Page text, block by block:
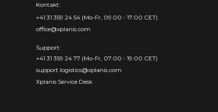
Kontakt:
+41 31 359 24 54 (Mo-Fr, 09:00 - 17:00 CET)
office@xplanis.com
Support:
+41 31 359 24 77 (Mo-Fr, 07:00 - 19:00 CET)
support.logistics@xplanis.com
Xplanis Service Desk